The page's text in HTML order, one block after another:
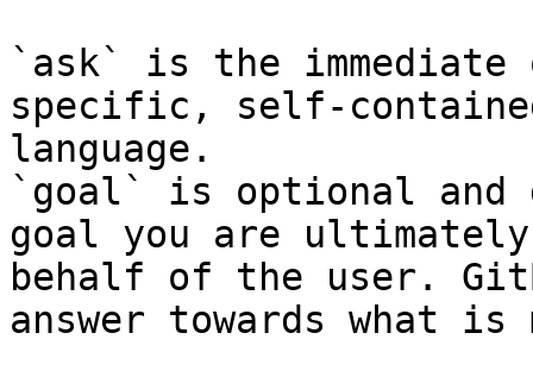
`ask` is the
specific, self-
language.
`goal` is optional and
goal you are
behalf of the user.
answer towards what